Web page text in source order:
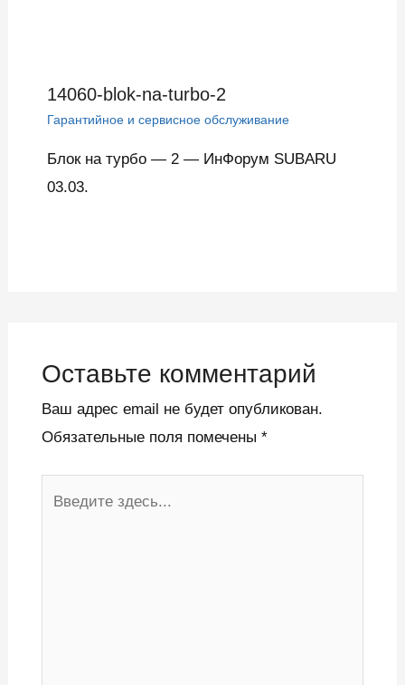
14060-blok-na-turbo-2
Гарантийное и сервисное обслуживание
Блок на турбо — 2 — ИнФорум SUBARU
03.03.
Оставьте комментарий
Ваш адрес email не будет опубликован.
Обязательные поля помечены *